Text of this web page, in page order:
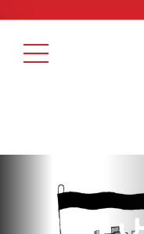
في